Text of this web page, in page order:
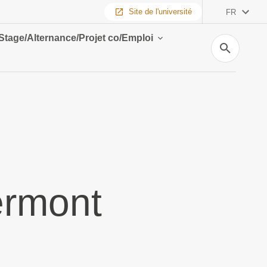
Site de l'université FR
Alternance/Projet co/Emploi Recherche